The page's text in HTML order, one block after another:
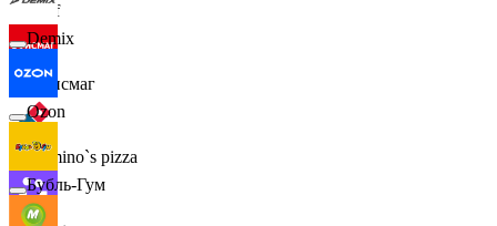
Hoff
Офисмаг
Domino`s pizza
Demix
Ozon
Бубль-Гум